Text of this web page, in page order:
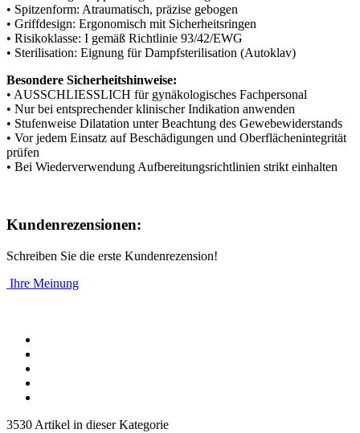
• Spitzenform: Atraumatisch, präzise gebogen
• Griffdesign: Ergonomisch mit Sicherheitsringen
• Risikoklasse: I gemäß Richtlinie 93/42/EWG
• Sterilisation: Eignung für Dampfsterilisation (Autoklav)
Besondere Sicherheitshinweise:
• AUSSCHLIESSLICH für gynäkologisches Fachpersonal
• Nur bei entsprechender klinischer Indikation anwenden
• Stufenweise Dilatation unter Beachtung des Gewebewiderstands
• Vor jedem Einsatz auf Beschädigungen und Oberflächenintegrität
prüfen
• Bei Wiederverwendung Aufbereitungsrichtlinien strikt einhalten
Kundenrezensionen:
Schreiben Sie die erste Kundenrezension!
Ihre Meinung
3530 Artikel in dieser Kategorie